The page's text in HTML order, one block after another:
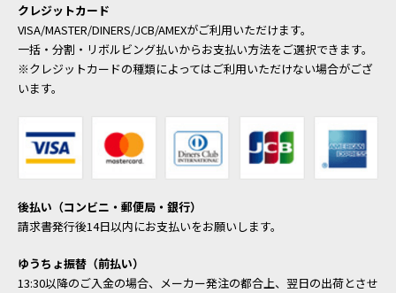
クレジットカード
VISA/MASTER/DINERS/JCB/AMEXがご利用いただけます。
一括・分割・リボルビング払いからお支払い方法をご選択できます。
※クレジットカードの種類によってはご利用いただけない場合がござ
います。
後払い（コンビニ・郵便局・銀行）
請求書発行後14日以内にお支払いをお願いします。
ゆうちょ振替（前払い）
13:30以降のご入金の場合、メーカー発注の都合上、翌日の出荷とさせ